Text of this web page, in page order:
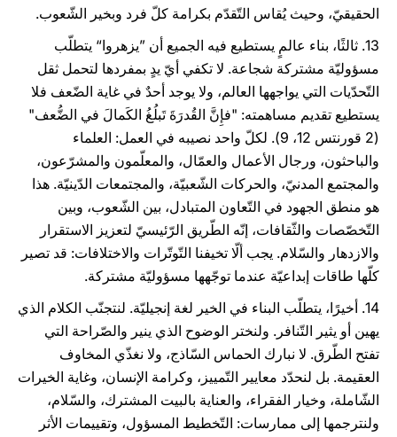
الحقيقيّ، وحيث يُقاس التّقدّم بكرامة كلّ فرد وبخير الشّعوب.
13. ثالثًا، بناء عالمٍ يستطيع فيه الجميع أن ”يزهروا“ يتطلّب
مسؤوليّة مشتركة شجاعة. لا تكفي أيّ يدٍ بمفردها لتحمل ثقل
التّحدّيات التي يواجهها العالم، ولا يوجد أحدٌ في غاية الضّعف فلا
يستطيع تقديم مساهمته: "فإِنَّ القُدرَةَ تَبلُغُ الكَمالَ في الضُّعف"
(2 قورنتس 12، 9). لكلّ واحد نصيبه في العمل: العلماء
والباحثون، ورجال الأعمال والعمّال، والمعلّمون والمشرّعون،
والمجتمع المدنيّ، والحركات الشّعبيّة، والمجتمعات الدّينيّة. هذا
هو منطق الجهود في التّعاون المتبادل، بين الشّعوب، وبين
التّخصّصات والثّقافات، إنّه الطّريق الرّئيسيّ لتعزيز الاستقرار
والازدهار والسّلام. يجب ألّا تخيفنا التّوتّرات والاختلافات: قد تصير
كلّها طاقات إبداعيّة عندما توجّهها مسؤوليّة مشتركة.
14. أخيرًا، يتطلّب البناء في الخير لغة إنجيليّة. لنتجنّب الكلام الذي
يهين أو يثير التّنافر. ولنختر الوضوح الذي ينير والصّراحة التي
تفتح الطّرق. لا نبارك الحماس السّاذج، ولا نغذّي المخاوف
العقيمة. بل لنحدّد معايير التّمييز، وكرامة الإنسان، وغاية الخيرات
الشّاملة، وخيار الفقراء، والعناية بالبيت المشترك، والسّلام،
ولنترجمها إلى ممارسات: التّخطيط المسؤول، وتقييمات الأثر